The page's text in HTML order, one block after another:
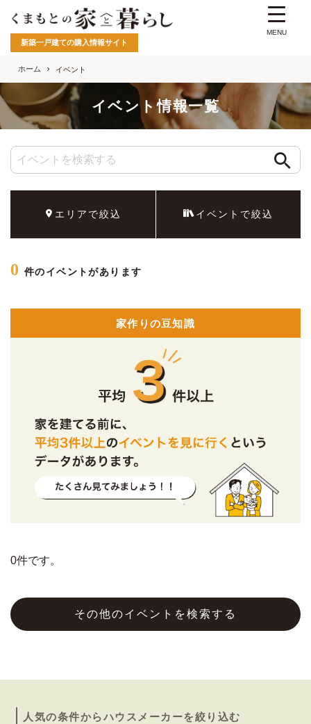
新築一戸建ての購入情報サイト
ホーム イベント
イベント情報一覧
エリアで絞込 イベントで絞込
0 件のイベントがあります
家作りの豆知識
0件です。
その他のイベントを検索する
人気の条件からハウスメーカーを絞り込む
MENU